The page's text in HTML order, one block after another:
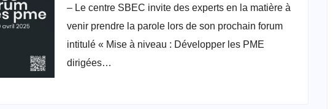
l’entrepreneuriat invite des experts à
postuler le Forum SBEC 2025
– Le centre SBEC invite des experts en la matière à
venir prendre la parole lors de son prochain forum
intitulé « Mise à niveau : Développer les PME
dirigées…